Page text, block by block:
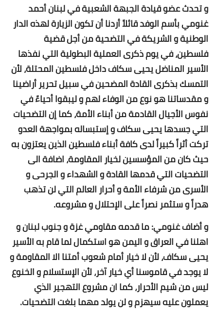
و تحدث عضو قيادة الجبهة الشعبية في لبنان أحمد
غنومي بأسم الوفد قائلاً أردنا أن تكون الزيارة لهذه الدار
الوطنية و الشريكة في التضحية من أجل قضية
فلسطين، في يوم ذكرى العملية البطولية التي نفذها
الأسير المناضل يحيى سكاف داخل فلسطين المحتلة، لأن
التمسك بذكرى القادة المضحين في سبيل تحرير أراضينا
و مقدساتنا هو نوع من الوفاء لهم و ليبقوا أحياءً في
نفوس الأجيال القادمة من أبناء الأمة، كما إن التضحيات
التي جسدها يحيى سكاف و إستبساله بمواجهة العدو
تركت أثراً كبيراً لدى كافة أبناء فلسطين الذين يعتزون به
حيث كان من المؤسسين لخيار المقاومة، اضافة الى
التضحيات التي قدمها القادة و الشهداء و الجرحى و
الأسرى من شرفاء الأمة و أحرار العالم التي لن تذهب
هدراً و ستثمر نصراً على الإحتلال و مشروعه.
و أضاف غنومي: ما قدمه مقاومي غزة و جنوب لبنان و
اهلنا في العراق و اليمن هو استكمال لما قام به الأسير
يحيى سكاف، لأن لا خيار أمام شعوب أمتنا الا المقاومة و
لا يوجد في قاموسنا أي خيار آخر، لأن الإستسلام و الخنوع
ليس من شيم الأحرار، كما ان مشروع التهجير الذي
يعملون عليه سيهزم و لن يولد مهما بلغت التضحيات.